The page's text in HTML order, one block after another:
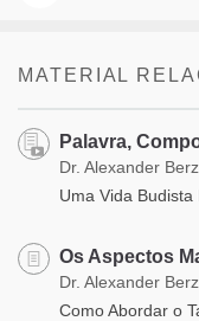
MATERIAL
Palavra,
Dr. Alexander
Uma Vida
Os Aspectos
Dr. Alexander
Como Abordar o